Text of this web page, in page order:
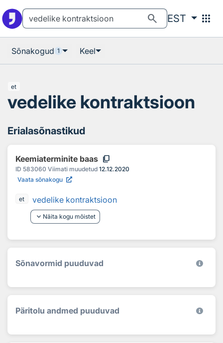
search EST apps
Sõnakogud 1 Keel
et
vedelike kontraktsioon
Erialasõnastikud
Keemiaterminite baas content_copy
ID 583060 Viimati muudetud 12.12.2020
Vaata sõnakogu
et
vedelike kontraktsioon
keyboard_arrow_down Näita kogu mõistet
Sõnavormid puuduvad
Päritolu andmed puuduvad